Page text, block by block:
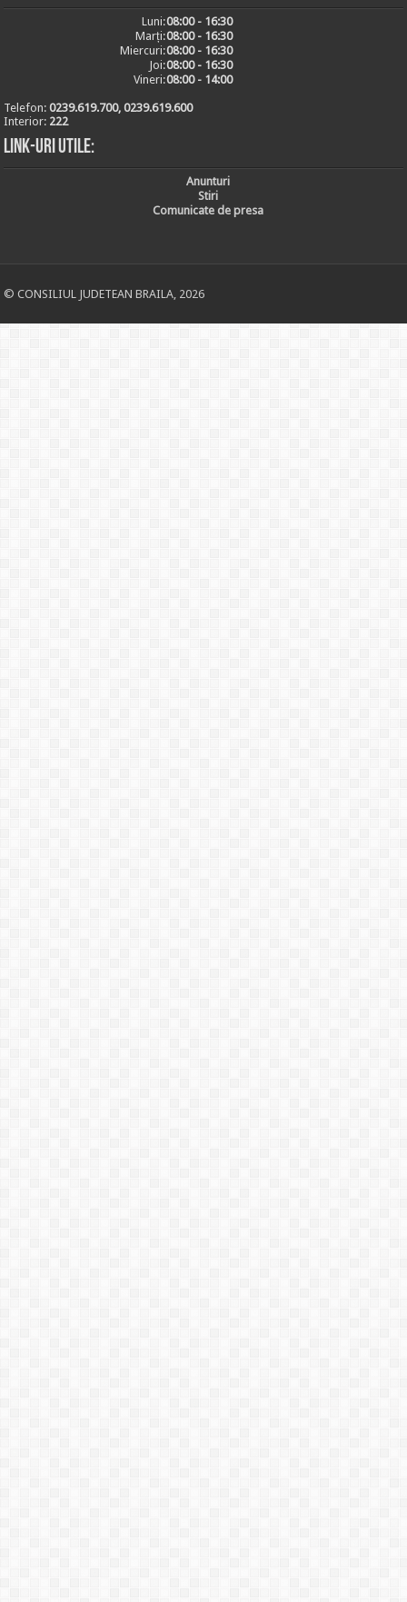
Luni:08:00 - 16:30
Marți:08:00 - 16:30
Miercuri:08:00 - 16:30
Joi:08:00 - 16:30
Vineri:08:00 - 14:00
Telefon:0239.619.700, 0239.619.600
Interior: 222
Link-uri utile:
Anunturi
Stiri
Comunicate de presa
© CONSILIUL JUDETEAN BRAILA, 2026